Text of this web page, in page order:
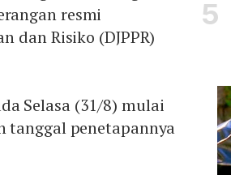
resmi
dan Risiko (DJPPR)
Selasa (31/8) mulai
tanggal penetapannya